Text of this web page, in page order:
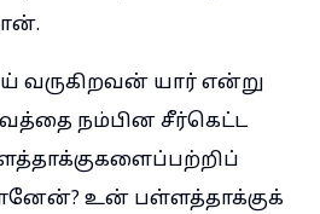
வருகிறவன் யார் என்று
நம்பின சீர்கெட்ட
உன் பள்ளத்தாக்குக்